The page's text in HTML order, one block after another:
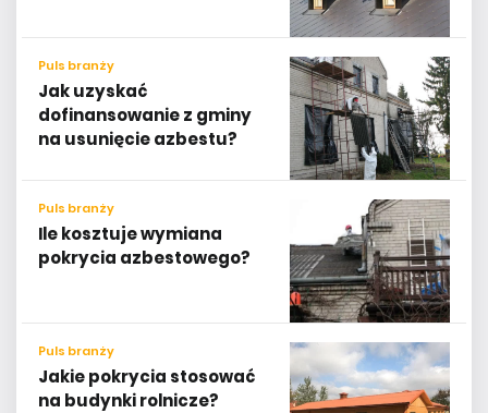
Puls branży
Jak uzyskać
dofinansowanie z gminy
na usunięcie azbestu?
Puls branży
Ile kosztuje wymiana
pokrycia azbestowego?
Puls branży
Jakie pokrycia stosować
na budynki rolnicze?